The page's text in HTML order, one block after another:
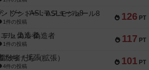
126 PT
・ブシドー：ASLモジュール8
1件の投稿
117 PT
デュエル 偽造者
1件の投稿
101 PT
険者たち（拡張）
4件の投稿